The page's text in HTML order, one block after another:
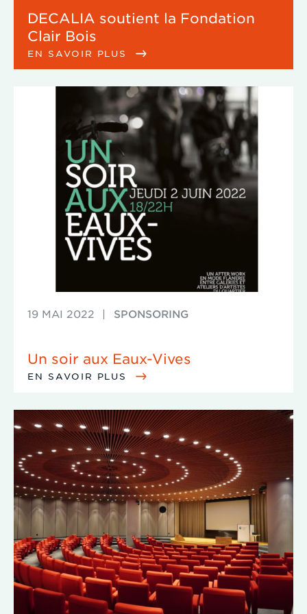
DECALIA soutient la Fondation
Clair Bois
EN SAVOIR PLUS
19 MAI 2022 | SPONSORING
Un soir aux Eaux-Vives
EN SAVOIR PLUS